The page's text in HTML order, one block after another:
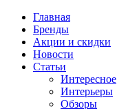
Главная
Бренды
Акции и скидки
Новости
Статьи
Интересное
Интерьеры
Обзоры